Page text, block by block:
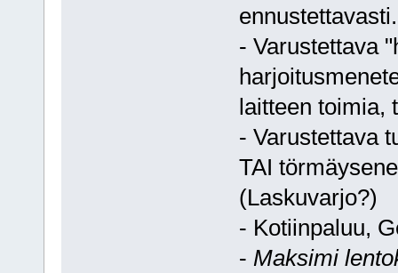
ennustettavasti.
- Varustettava
laitteen toimia,
- Varustettava
TAI
(Laskuvarjo?)
- Kotiinpaluu,
- Maksimi